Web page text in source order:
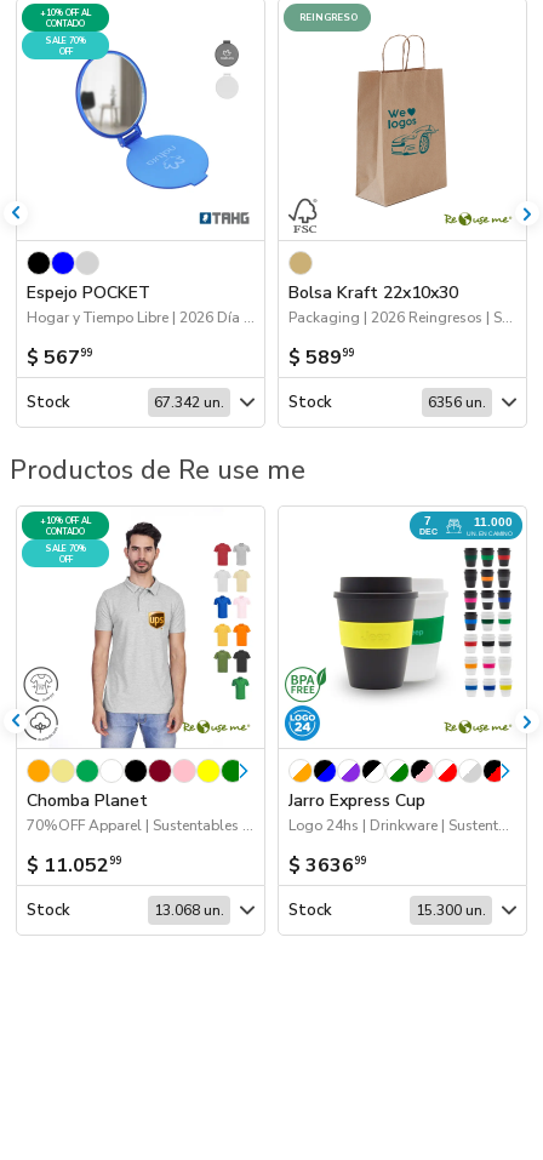
+10% OFF AL
CONTADO
SALE 70%
OFF
Espejo POCKET
Hogar y Tiempo Libre | 2026 Día de la Niñez | 70%OFF Hogar y Tiempo Libre
$ 56799
Stock 67.342 un.
REINGRESO
Bolsa Kraft 22x10x30
Packaging | 2026 Reingresos | Sustentables | Bolsas y Tote Bags
$ 58999
Stock 6356 un.
Productos de Re use me
+10% OFF AL
CONTADO
SALE 70%
OFF
Chomba Planet
70%OFF Apparel | Sustentables | Apparel
$ 11.05299
Stock 13.068 un.
7
DEC
11.000
UN. EN CAMINO
Jarro Express Cup
Logo 24hs | Drinkware | Sustentables | 2026 Minería | Próximos Arribos
$ 363699
Stock 15.300 un.